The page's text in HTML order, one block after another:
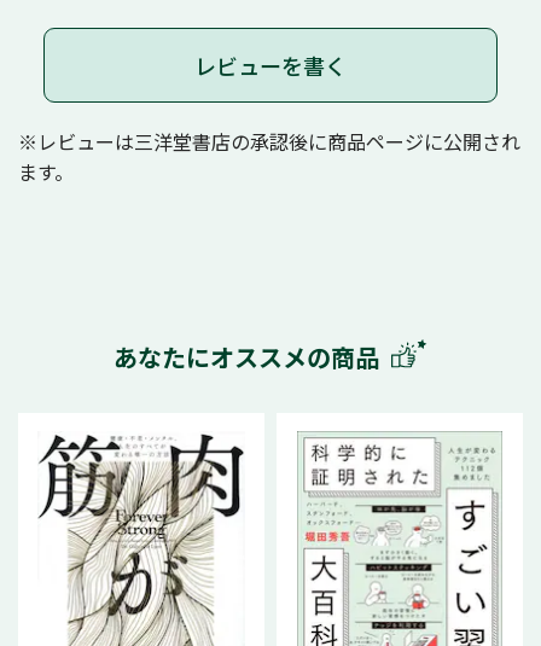
レビューを書く
※レビューは三洋堂書店の承認後に商品ページに公開され
ます。
あなたにオススメの商品